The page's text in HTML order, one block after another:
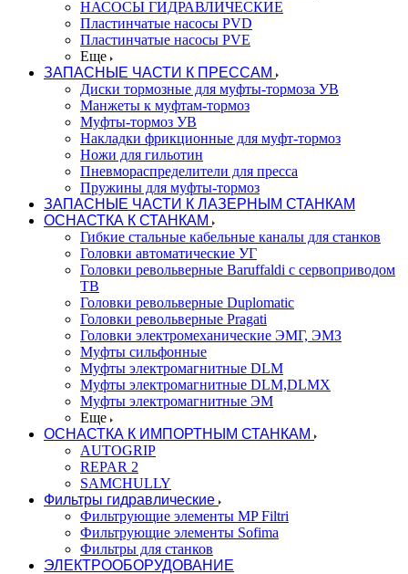
НАСОСЫ ГИДРАВЛИЧЕСКИЕ
Пластинчатые насосы PVD
Пластинчатые насосы PVE
Еще
ЗАПАСНЫЕ ЧАСТИ К ПРЕССАМ
Диски тормозные для муфты-тормоза УВ
Манжеты к муфтам-тормоз
Муфты-тормоз УВ
Накладки фрикционные для муфт-тормоз
Ножи для гильотин
Пневмораспределители для пресса
Пружины для муфты-тормоз
ЗАПАСНЫЕ ЧАСТИ К ЛАЗЕРНЫМ СТАНКАМ
ОСНАСТКА К СТАНКАМ
Гибкие стальные кабельные каналы для станков
Головки автоматические УГ
Головки револьверные Baruffaldi с сервоприводом
ТВ
Головки револьверные Duplomatic
Головки револьверные Pragati
Головки электромеханические ЭМГ, ЭМЗ
Муфты сильфонные
Муфты электромагнитные DLM
Муфты электромагнитные DLM,DLMX
Муфты электромагнитные ЭМ
Еще
ОСНАСТКА К ИМПОРТНЫМ СТАНКАМ
AUTOGRIP
REPAR 2
SAMCHULLY
Фильтры гидравлические
Фильтрующие элементы MP Filtri
Фильтрующие элементы Sofima
Фильтры для станков
ЭЛЕКТРООБОРУДОВАНИЕ